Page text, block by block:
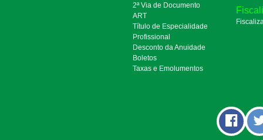
2ª Via de Documento
ART
Título de Especialidade
Profissional
Desconto da Anuidade
Boletos
Taxas e Emolumentos